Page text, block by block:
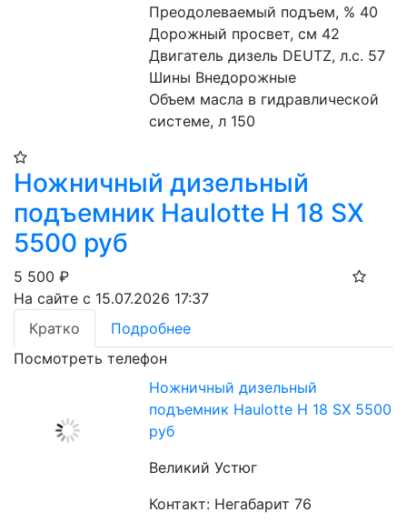
Преодолеваемый подъем, % 40
Дорожный просвет, см 42
Двигатель дизель DEUTZ, л.с. 57
Шины Внедорожные
Объем масла в гидравлической
системе, л 150
Ножничный дизельный
подъемник Haulotte H 18 SX
5500 руб
5 500 ₽
На сайте с 15.07.2026 17:37
Кратко
Подробнее
Посмотреть телефон
Ножничный дизельный
подъемник Haulotte H 18 SX 5500
руб
Великий Устюг
Контакт: Негабарит 76